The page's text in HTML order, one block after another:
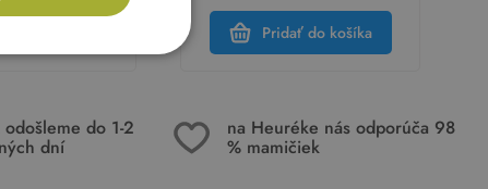
Pridať do košíka
do 1-2
dní
na Heuréke nás odporúča 98
% mamičiek